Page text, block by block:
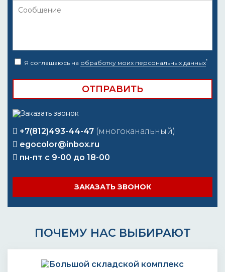
Я соглашаюсь на обработку моих персональных данных*
+7(812)493-44-47 (многоканальный)
egocolor@inbox.ru
пн-пт с 9-00 до 18-00
ЗАКАЗАТЬ ЗВОНОК
ПОЧЕМУ НАС ВЫБИРАЮТ